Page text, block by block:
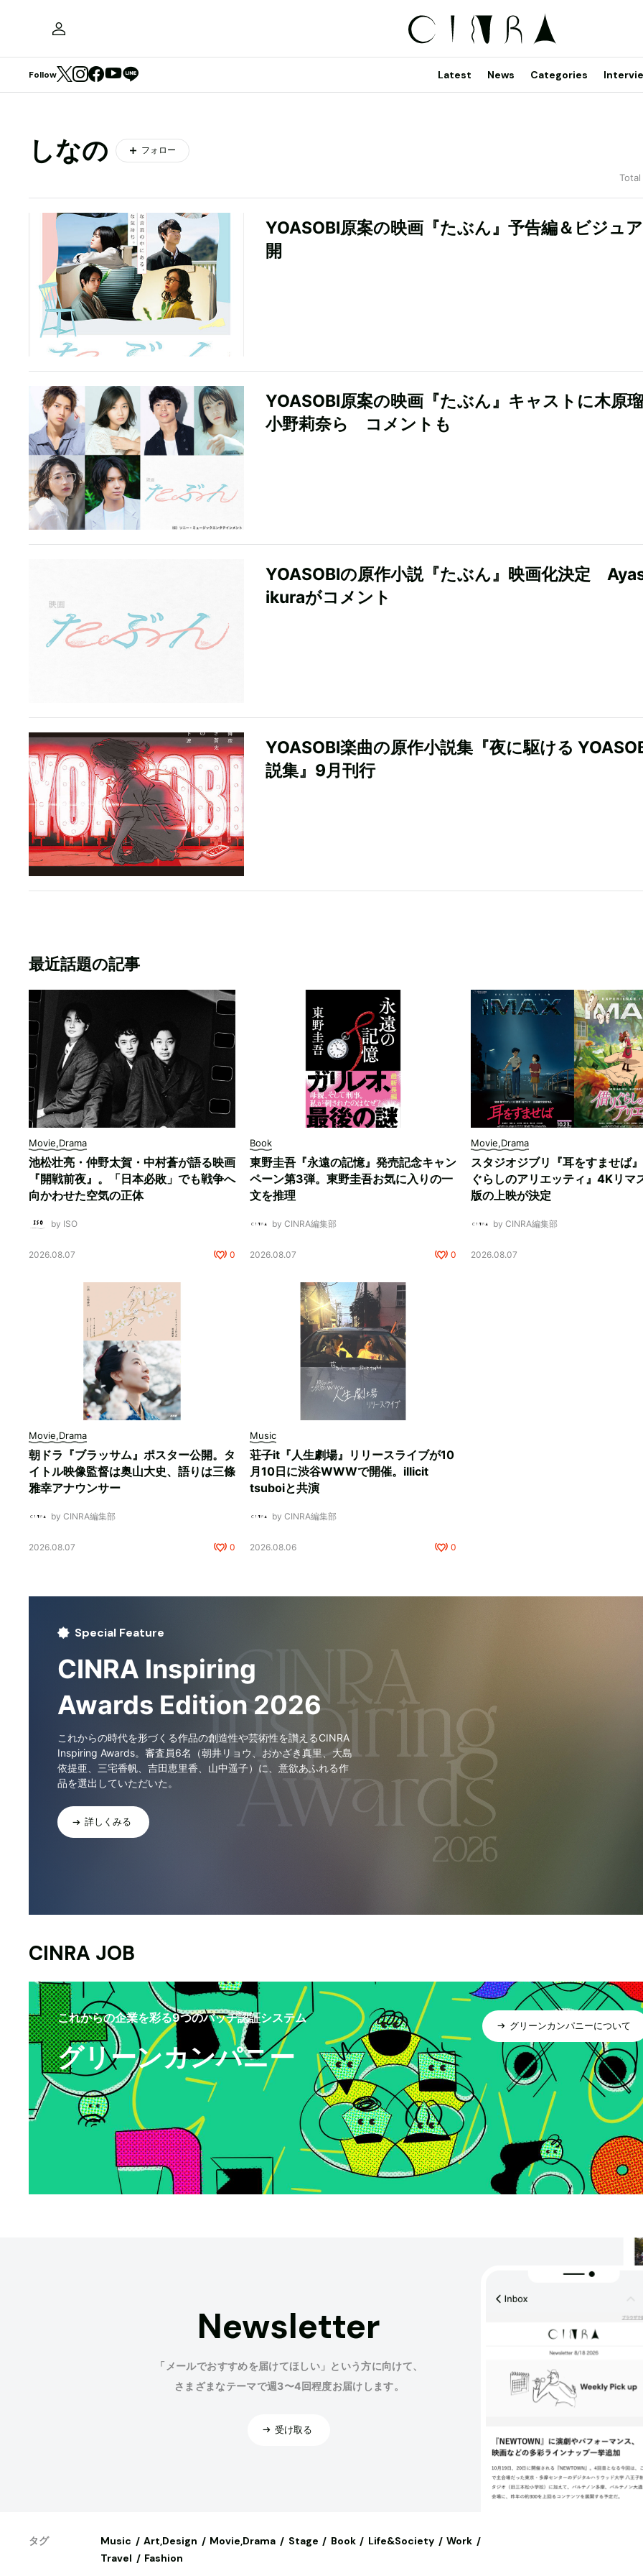
Follow Latest News Categories
しなの フォロー
YOASOBI原案の映画『たぶん』予告編＆ビジュ
開
YOASOBI原案の映画『たぶん』キャストに木原
小野莉奈ら コメントも
YOASOBIの原作小説『たぶん』映画化決定
ikuraがコメント
YOASOBI楽曲の原作小説集『夜に駆ける
説集』9月刊行
最近話題の記事
Movie,Drama
池松壮亮・仲野太賀・中村蒼が語る映画
『開戦前夜』。「日本必敗」でも戦争へ
向かわせた空気の正体
by ISO
2026.08.07 0
Book
東野圭吾『永遠の記憶』発売記念キャン
ペーン第3弾。東野圭吾お気に入りの一
文を推理
by CINRA編集部
2026.08.07 0
Movie,Drama
スタジオジブリ『耳をすませば
ぐらしのアリエッティ』4Kリマ
版の上映が決定
by CINRA編集部
2026.08.07
Movie,Drama
朝ドラ『ブラッサム』ポスター公開。タ
イトル映像監督は奥山大史、語りは三條
雅幸アナウンサー
by CINRA編集部
2026.08.07 0
Music
荘子it『人生劇場』リリースライブが10
月10日に渋谷WWWで開催。illicit
tsuboiと共演
by CINRA編集部
2026.08.06 0
Special Feature
CINRA Inspiring
Awards Edition 2026
これからの時代を形づくる作品の創造性や芸術性を讃えるCINRA
Inspiring Awards。審査員6名（朝井リョウ、おかざき真里、大島
依提亜、三宅香帆、吉田恵里香、山中遥子）に、意欲あふれる作
品を選出していただいた。
詳しくみる
CINRA JOB
これからの企業を彩る9つのバッヂ認証システム
グリーンカンパニー
グリーンカンパニーについて
Newsletter
「メールでおすすめを届けてほしい」という方に向けて、
さまざまなテーマで週3〜4回程度お届けします。
受け取る
タグ Music Art,Design Movie,Drama Stage Book Life&Society
Work
Travel
Fashion